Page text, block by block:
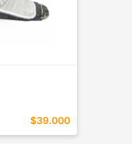
$39.000